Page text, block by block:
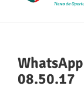
08.50.17